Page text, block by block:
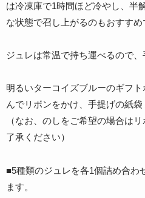
は冷凍庫で1時間ほど冷やし、半
な状態で召し上がるのもおすすめ
ジュレは常温で持ち運べるので、
明るいターコイズブルーのギフ
んでリボンをかけ、手提げの紙袋
（なお、のしをご希望の場合は
了承ください）
■5種類のジュレを各1個詰め合わ
ます。